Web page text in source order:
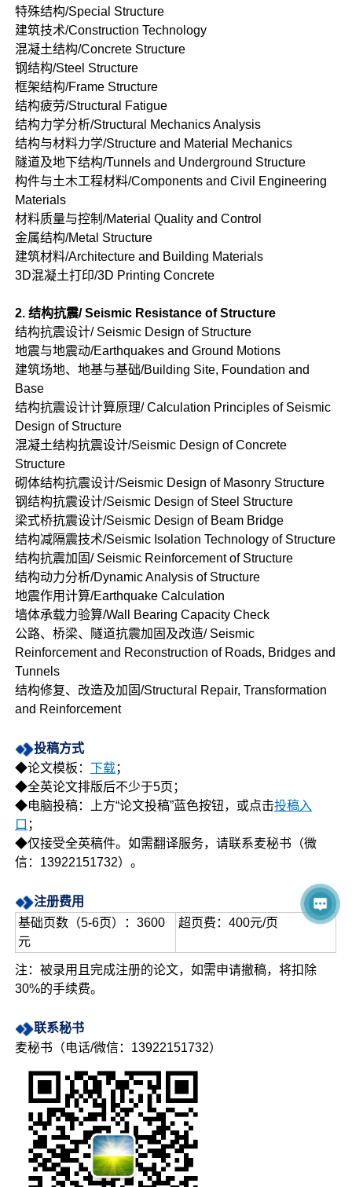
特殊结构/Special Structure
建筑技术/Construction Technology
混凝土结构/Concrete Structure
钢结构/Steel Structure
框架结构/Frame Structure
结构疲劳/Structural Fatigue
结构力学分析/Structural Mechanics Analysis
结构与材料力学/Structure and Material Mechanics
隧道及地下结构/Tunnels and Underground Structure
构件与土木工程材料/Components and Civil Engineering
Materials
材料质量与控制/Material Quality and Control
金属结构/Metal Structure
建筑材料/Architecture and Building Materials
3D混凝土打印/3D Printing Concrete
2. 结构抗震/ Seismic Resistance of Structure
结构抗震设计/ Seismic Design of Structure
地震与地震动/Earthquakes and Ground Motions
建筑场地、地基与基础/Building Site, Foundation and
Base
结构抗震设计计算原理/ Calculation Principles of Seismic
Design of Structure
混凝土结构抗震设计/Seismic Design of Concrete
Structure
砌体结构抗震设计/Seismic Design of Masonry Structure
钢结构抗震设计/Seismic Design of Steel Structure
梁式桥抗震设计/Seismic Design of Beam Bridge
结构减隔震技术/Seismic Isolation Technology of Structure
结构抗震加固/ Seismic Reinforcement of Structure
结构动力分析/Dynamic Analysis of Structure
地震作用计算/Earthquake Calculation
墙体承载力验算/Wall Bearing Capacity Check
公路、桥梁、隧道抗震加固及改造/ Seismic
Reinforcement and Reconstruction of Roads, Bridges and
Tunnels
结构修复、改造及加固/Structural Repair, Transformation
and Reinforcement
投稿方式
◆论文模板：下载；
◆全英论文排版后不少于5页；
◆电脑投稿：上方“论文投稿”蓝色按钮，或点击投稿入
口 ；
◆仅接受全英稿件。如需翻译服务，请联系麦秘书（微
信：13922151732）。
注册费用
基础页数（5-6页）：3600
元
超页费：400元/页
注：被录用且完成注册的论文，如需申请撤稿，将扣除
30%的手续费。
联系秘书
麦秘书（电话/微信：13922151732）